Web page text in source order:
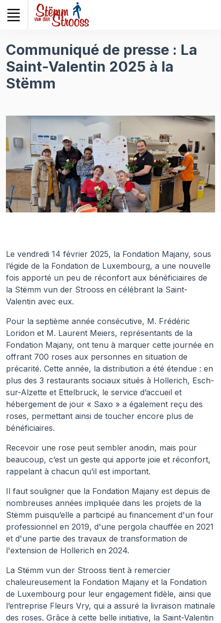
noter
site
Web
comprend
un
Communiqué de presse : La
Saint-Valentin 2025 à la
Stëmm
Le vendredi 14 février 2025, la Fondation Majany, sous
l’égide de la Fondation de Luxembourg, a une nouvelle
fois apporté un peu de réconfort aux bénéficiaires de
la Stëmm vun der Strooss en célébrant la Saint-
Valentin avec eux.
Pour la septième année consécutive, M. Frédéric
Loridon et M. Laurent Meiers, représentants de la
Fondation Majany, ont tenu à marquer cette journée en
offrant 700 roses aux personnes en situation de
précarité. Cette année, la distribution a été étendue : en
plus des 3 restaurants sociaux situés à Hollerich, Esch-
sur-Alzette et Ettelbruck, le service d’accueil et
hébergement de jour « Saxo » a également reçu des
roses, permettant ainsi de toucher encore plus de
bénéficiaires.
Recevoir une rose peut sembler anodin, mais pour
beaucoup, c’est un geste qui apporte joie et réconfort,
rappelant à chacun qu’il est important.
Il faut souligner que la Fondation Majany est depuis de
nombreuses années impliquée dans les projets de la
Stëmm puisqu’elle a participé au financement d'un four
professionnel en 2019, d'une pergola chauffée en 2021
et d'une partie des travaux de transformation de
l'extension de Hollerich en 2024.
La Stëmm vun der Strooss tient à remercier
chaleureusement la Fondation Majany et la Fondation
de Luxembourg pour leur engagement fidèle, ainsi que
l’entreprise Fleurs Vry, qui a assuré la livraison matinale
des roses. Grâce à cette belle initiative, la Saint-Valentin